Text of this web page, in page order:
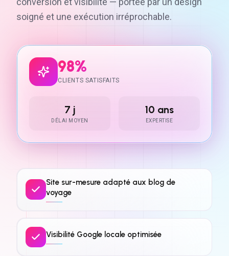
soigné et une exécution irréprochable.
98%
CLIENTS SATISFAITS
7 j
DÉLAI MOYEN
10 ans
EXPERTISE
Site sur-mesure adapté aux blog de
voyage
Visibilité Google locale optimisée